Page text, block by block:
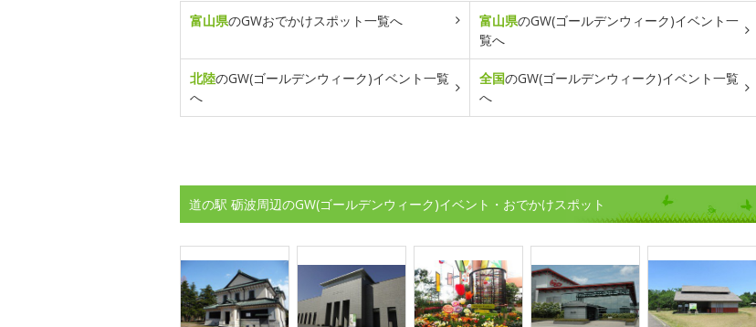
富山県のGWおでかけスポット一覧へ 富山県のGW(ゴールデンウィーク)イベント一
覧へ
北陸のGW(ゴールデンウィーク)イベント一覧
へ
全国のGW(ゴールデンウィーク)イベント一覧
へ
道の駅 砺波周辺のGW(ゴールデンウィーク)イベント・おでかけスポット